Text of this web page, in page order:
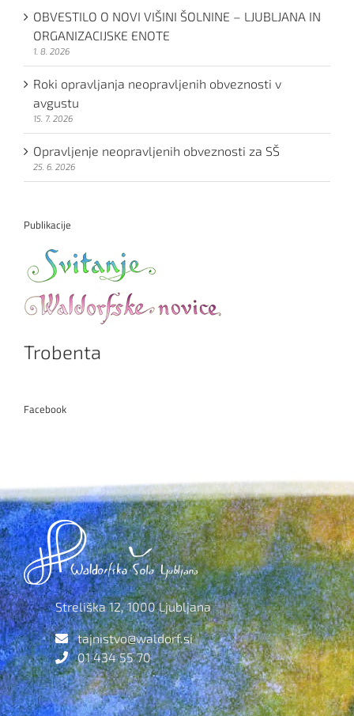
OBVESTILO O NOVI VIŠINI ŠOLNINE – LJUBLJANA IN
ORGANIZACIJSKE ENOTE
1. 8. 2026
Roki opravljanja neopravljenih obveznosti v
avgustu
15. 7. 2026
Opravljenje neopravljenih obveznosti za SŠ
25. 6. 2026
Publikacije
Trobenta
Facebook
Streliška 12, 1000 Ljubljana
tajnistvo@waldorf.si
01 434 55 70